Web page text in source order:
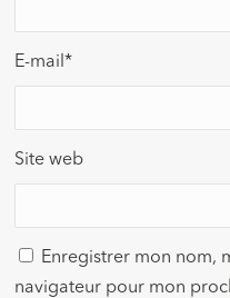
E-mail*
Site web
Enregistrer mon nom,
navigateur pour mon